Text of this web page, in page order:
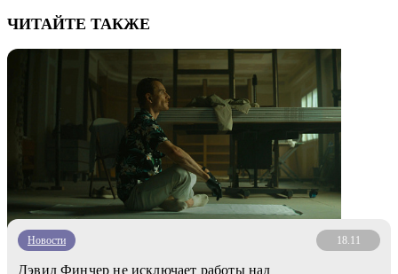
ЧИТАЙТЕ ТАКЖЕ
Новости 18.11
Дэвид Финчер не исключает работы над